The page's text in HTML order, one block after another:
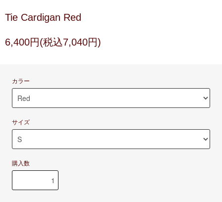
Tie Cardigan Red
6,400円(税込7,040円)
カラー
サイズ
購入数